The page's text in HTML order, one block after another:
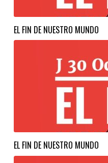
EL FIN DE NUESTRO MUNDO
EL FIN DE NUESTRO MUNDO